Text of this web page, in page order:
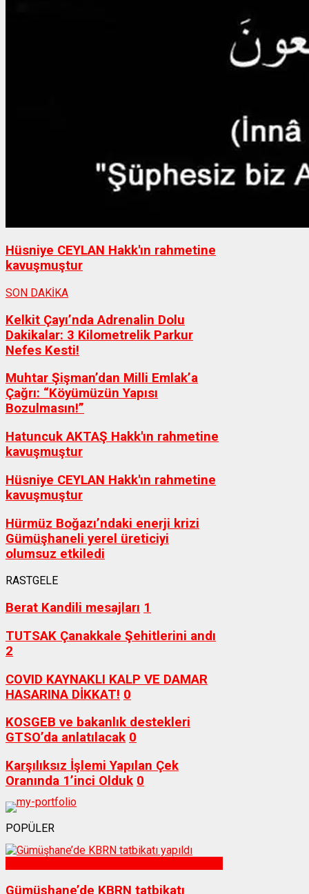
Hüsniye CEYLAN Hakk'ın rahmetine
kavuşmuştur
SON DAKİKA
Kelkit Çayı’nda Adrenalin Dolu
Dakikalar: 3 Kilometrelik Parkur
Nefes Kesti!
Muhtar Şişman’dan Milli Emlak’a
Çağrı: “Köyümüzün Yapısı
Bozulmasın!”
Hatuncuk AKTAŞ Hakk'ın rahmetine
kavuşmuştur
Hüsniye CEYLAN Hakk'ın rahmetine
kavuşmuştur
Hürmüz Boğazı’ndaki enerji krizi
Gümüşhaneli yerel üreticiyi
olumsuz etkiledi
RASTGELE
Berat Kandili mesajları 1
TUTSAK Çanakkale Şehitlerini andı
2
COVID KAYNAKLI KALP VE DAMAR
HASARINA DİKKAT! 0
KOSGEB ve bakanlık destekleri
GTSO’da anlatılacak 0
Karşılıksız İşlemi Yapılan Çek
Oranında 1’inci Olduk 0
POPÜLER
Gümüşhane’de KBRN tatbikatı